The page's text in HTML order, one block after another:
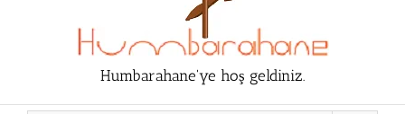
Humbarahane'ye hoş geldiniz.